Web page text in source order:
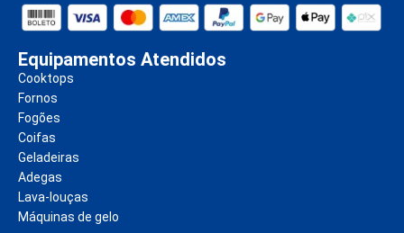
Equipamentos Atendidos
Cooktops
Fornos
Fogões
Coifas
Geladeiras
Adegas
Lava-louças
Máquinas de gelo